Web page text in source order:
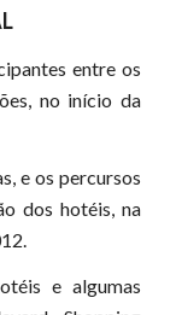
entre os
no início da
e os percursos
dos hotéis, na
e algumas